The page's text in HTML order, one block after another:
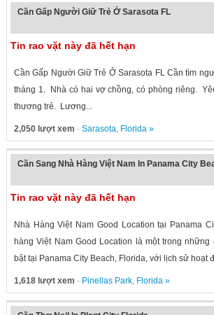
Cần Gấp Người Giữ Trẻ Ở Sarasota FL
Tin rao vặt này đã hết hạn
Cần Gấp Người Giữ Trẻ Ở Sarasota FL Cần tìm
tháng 1. Nhà có hai vợ chồng, có phòng riêng.
thương trẻ. Lương...
2,050 lượt xem · Sarasota, Florida»
Cần Sang Nhà Hàng Việt Nam In Panama City
Tin rao vặt này đã hết hạn
Nhà Hàng Việt Nam Good Location tại Panama
hàng Việt Nam Good Location là một trong
bật tại Panama City Beach, Florida, với lịch sử hoạt
1,618 lượt xem · Pinellas Park, Florida»